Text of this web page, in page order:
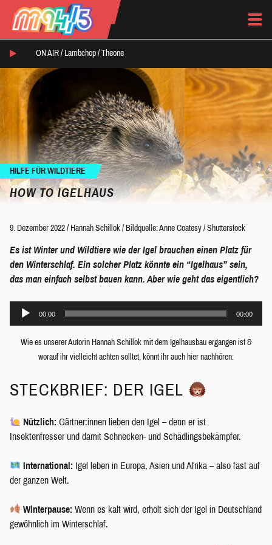
ON AIR / Lambchop / Theone
HILFE FÜR WILDTIERE
HOW TO IGELHAUS
9. Dezember 2022 / Hannah Schillok / Bildquelle: Anne Coatesy / Shutterstock
Es ist Winter und Wildtiere wie der Igel brauchen einen Platz für
den Winterschlaf. Ein solcher Platz könnte ein “Igelhaus” sein,
das man einfach selbst bauen kann. Aber wie geht das eigentlich?
Audio-
00:00 00:00
Wie es unserer Autorin Hannah Schillok mit dem Igelhausbau ergangen ist &
worauf ihr vielleicht achten solltet, könnt ihr auch hier nachhören:
STECKBRIEF: DER IGEL
Nützlich: Gärtner:innen lieben den Igel – denn er ist
Insektenfresser und damit Schnecken- und Schädlingsbekämpfer.
International: Igel leben in Europa, Asien und Afrika – also fast auf
der ganzen Welt.
Winterpause:Wenn es kalt wird, erholt sich der Igel in Deutschland
gewöhnlich im Winterschlaf.